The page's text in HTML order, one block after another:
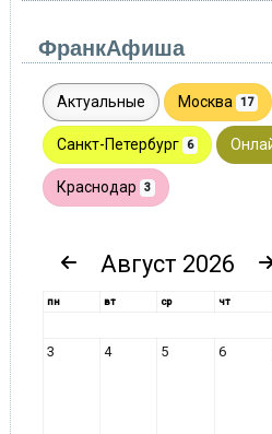
ФранкАфиша